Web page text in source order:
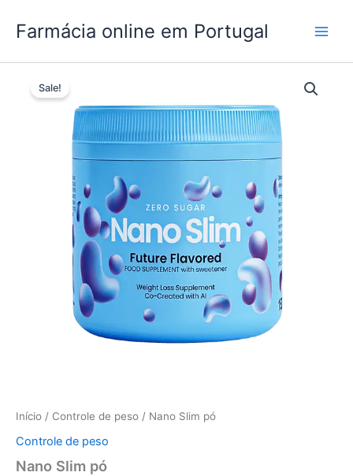
Farmácia online em Portugal
Sale!
Início / Controle de peso / Nano Slim pó
Controle de peso
Nano Slim pó